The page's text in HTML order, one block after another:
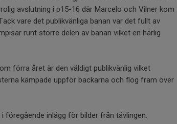
avslutning i p15-16 där Marcelo och Vilner kom
vare det publikvänliga banan var det fullt av
runt större delen av banan vilket en härlig
förra året är den väldigt publikvänlig vilket
kämpade uppför backarna och flög fram över
i föregående inlägg för bilder från tävlingen.